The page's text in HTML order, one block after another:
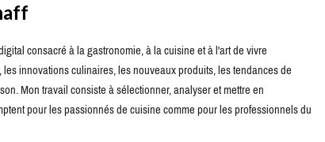
consacré à la gastronomie, à la cuisine et à l'art de vivre
innovations culinaires, les nouveaux produits, les tendances de
Mon travail consiste à sélectionner, analyser et mettre en
pour les passionnés de cuisine comme pour les professionnels du